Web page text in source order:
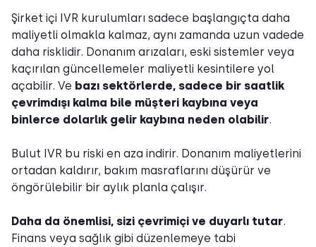
Şirket içi IVR kurulumları sadece başlangıçta daha
maliyetli olmakla kalmaz, aynı zamanda uzun vadede
daha risklidir. Donanım arızaları, eski sistemler veya
kaçırılan güncellemeler maliyetli kesintilere yol
açabilir. Ve bazı sektörlerde, sadece bir saatlik
çevrimdışı kalma bile müşteri kaybına veya
binlerce dolarlık gelir kaybına neden olabilir.
Bulut IVR bu riski en aza indirir. Donanım maliyetlerini
ortadan kaldırır, bakım masraflarını düşürür ve
öngörülebilir bir aylık planla çalışır.
Daha da önemlisi, sizi çevrimiçi ve duyarlı tutar.
Finans veya sağlık gibi düzenlemeye tabi